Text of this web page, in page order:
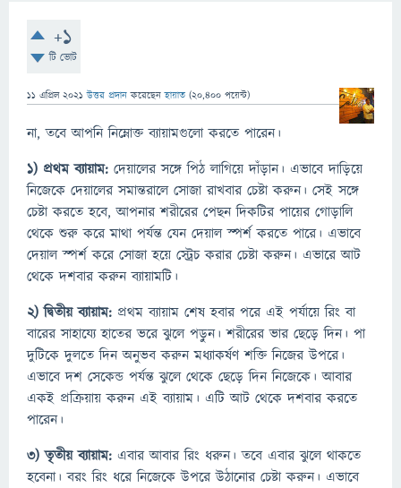
+1
টি ভোট
11 এপ্রিল 2021 উত্তর প্রদান করেছেনহায়াত (20,400 পয়েন্ট)
না, তবে আপনি নিম্নোক্ত ব্যায়ামগুলো করতে পারেন।
১) প্রথম ব্যায়াম: দেয়ালের সঙ্গে পিঠ লাগিয়ে দাঁড়ান। এভাবে দাড়িয়ে
নিজেকে দেয়ালের সমান্তরালে সোজা রাখবার চেষ্টা করুন। সেই সঙ্গে
চেষ্টা করতে হবে, আপনার শরীরের পেছন দিকটির পায়ের গোড়ালি
থেকে শুরু করে মাথা পর্যন্ত যেন দেয়াল স্পর্শ করতে পারে। এভাবে
দেয়াল স্পর্শ করে সোজা হয়ে স্ট্রেচ করার চেষ্টা করুন। এভারে আট
থেকে দশবার করুন ব্যায়ামটি।
২) দ্বিতীয় ব্যায়াম: প্রথম ব্যায়াম শেষ হবার পরে এই পর্যায়ে রিং বা
বারের সাহায্যে হাতের ভরে ঝুলে পড়ুন। শরীরের ভার ছেড়ে দিন। পা
দুটিকে দুলতে দিন অনুভব করুন মধ্যাকর্ষণ শক্তি নিজের উপরে।
এভাবে দশ সেকেন্ড পর্যন্ত ঝুলে থেকে ছেড়ে দিন নিজেকে। আবার
একই প্রক্রিয়ায় করুন এই ব্যায়াম। এটি আট থেকে দশবার করতে
পারেন।
৩) তৃতীয় ব্যায়াম: এবার আবার রিং ধরুন। তবে এবার ঝুলে থাকতে
হবেনা। বরং রিং ধরে নিজেকে উপরে উঠানোর চেষ্টা করুন। এভাবে